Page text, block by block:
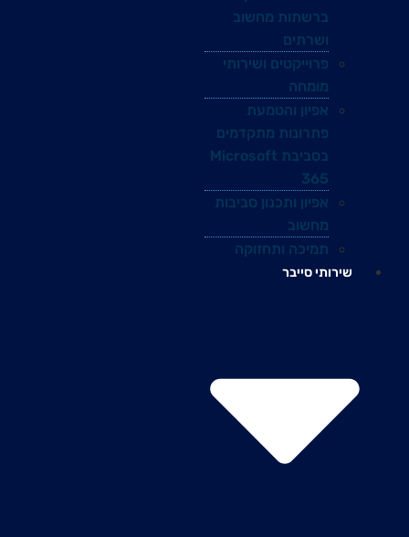
ברשתות מחשוב
ושרתים
פרוייקטים ושירותי
מומחה
אפיון והטמעת
פתרונות מתקדמים
בסביבת Microsoft
365
אפיון ותכנון סביבות
מחשוב
תמיכה ותחזוקה
שירותי סייבר